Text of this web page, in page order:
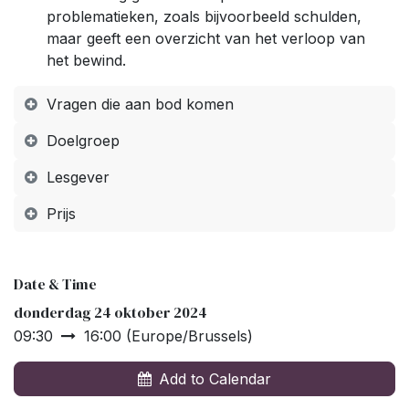
problematieken, zoals bijvoorbeeld schulden,
maar geeft een overzicht van het verloop van
het bewind.
Vragen die aan bod komen
Doelgroep
Lesgever
Prijs
Date & Time
donderdag 24 oktober 2024
09:30 16:00 (Europe/Brussels)
Add to Calendar